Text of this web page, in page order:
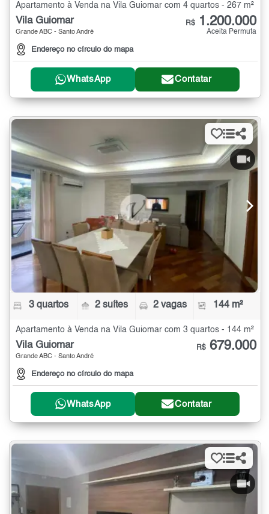
Apartamento à Venda na Vila Guiomar com 4 quartos - 267 m²
Vila Guiomar
Grande ABC - Santo André
Endereço no círculo do mapa
R$ 1.200.000
Aceita Permuta
WhatsApp Contatar
3 quartos 2 suítes 2 vagas 144 m²
Apartamento à Venda na Vila Guiomar com 3 quartos - 144 m²
Vila Guiomar
Grande ABC - Santo André
Endereço no círculo do mapa
R$ 679.000
WhatsApp Contatar